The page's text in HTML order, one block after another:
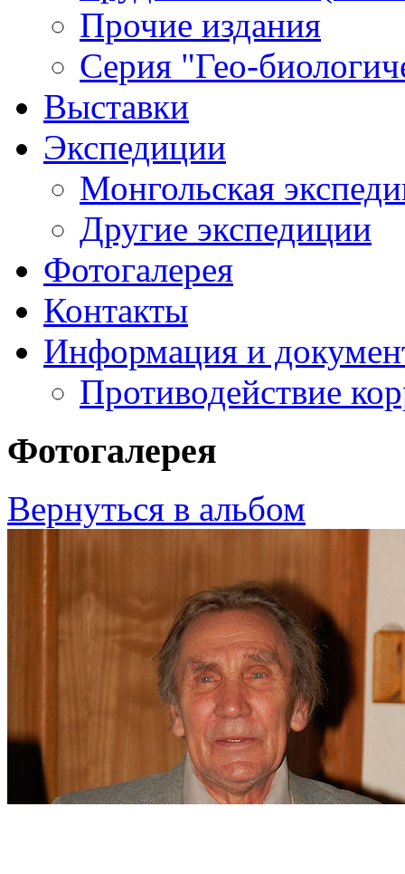
Прочие издания
Серия "Гео-
Выставки
Экспедиции
Монгольская
Другие экспедиции
Фотогалерея
Контакты
Информация и
Противодействие
Фотогалерея
Вернуться в альбом